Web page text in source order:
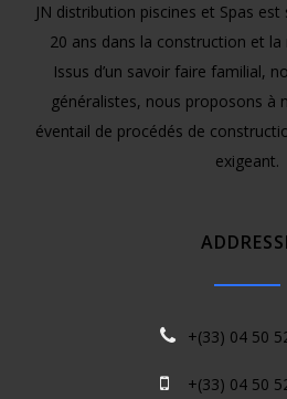
JN distribution piscines et Spas
20 ans dans la construction et
Issus d’un savoir faire familial,
généralistes, nous proposons à
éventail de procédés de
exigeant.
+(33) 04 50
+(33) 04 50